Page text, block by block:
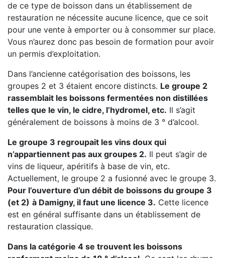
de ce type de boisson dans un établissement de
restauration ne nécessite aucune licence, que ce soit
pour une vente à emporter ou à consommer sur place.
Vous n’aurez donc pas besoin de formation pour avoir
un permis d’exploitation.
Dans l’ancienne catégorisation des boissons, les
groupes 2 et 3 étaient encore distincts. Le groupe 2
rassemblait les boissons fermentées non distillées
telles que le vin, le cidre, l’hydromel, etc. Il s’agit
généralement de boissons à moins de 3 ° d’alcool.
Le groupe 3 regroupait les vins doux qui
n’appartiennent pas aux groupes 2. Il peut s’agir de
vins de liqueur, apéritifs à base de vin, etc.
Actuellement, le groupe 2 a fusionné avec le groupe 3.
Pour l’ouverture d’un débit de boissons du groupe 3
(et 2) à Damigny, il faut une licence 3. Cette licence
est en général suffisante dans un établissement de
restauration classique.
Dans la catégorie 4 se trouvent les boissons